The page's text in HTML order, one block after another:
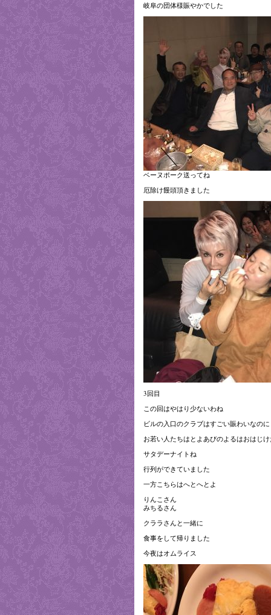
岐阜の団体様賑やかでした
ベーヌポーク送ってね
厄除け饅頭頂きました
3回目
この回はやはり少ないわね
ビルの入口のクラブはすごい賑わいなのに
お若い人たちはとよあびのよるはおはじ
サタデーナイトね
行列ができていました
一方こちらはへとへとよ
りんこさん
みちるさん
クララさんと一緒に
食事をして帰りました
今夜はオムライス